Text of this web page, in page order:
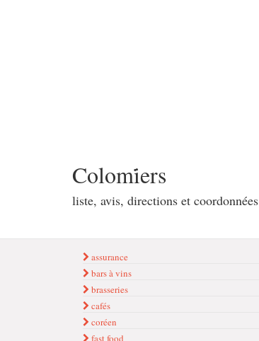
Colomi̇ers
liste, avis, directions et coordonnées
assurance
bars à vins
brasseries
cafés
coréen
fast food